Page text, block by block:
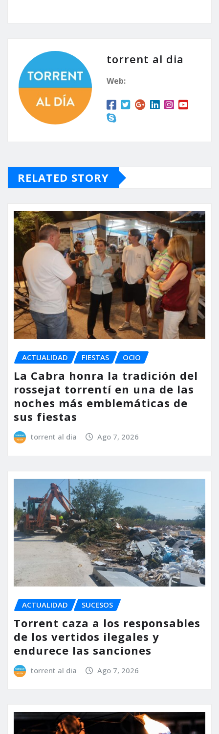
torrent al dia
Web:
RELATED STORY
ACTUALIDAD FIESTAS OCIO
La Cabra honra la tradición del
rossejat torrentí en una de las
noches más emblemáticas de
sus fiestas
torrent al dia Ago 7, 2026
ACTUALIDAD SUCESOS
Torrent caza a los responsables
de los vertidos ilegales y
endurece las sanciones
torrent al dia Ago 7, 2026